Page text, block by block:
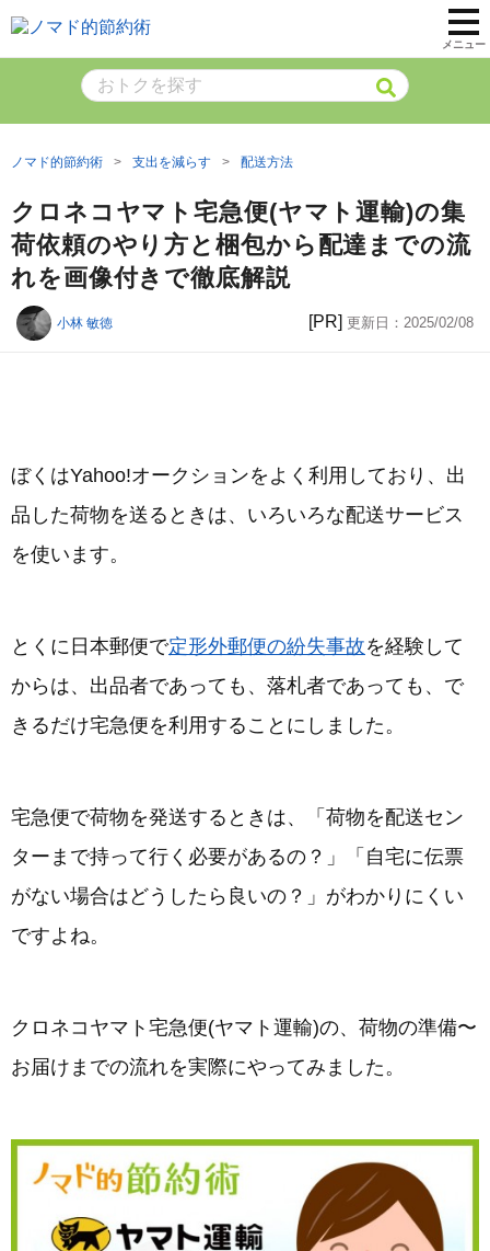
メニュー
ノマド的節約術 支出を減らす 配送方法
クロネコヤマト宅急便(ヤマト運輸)の集
荷依頼のやり方と梱包から配達までの流
れを画像付きで徹底解説
小林 敏徳 [PR] 更新日： 2025/02/08
ぼくはYahoo!オークションをよく利用しており、出
品した荷物を送るときは、いろいろな配送サービス
を使います。
とくに日本郵便で定形外郵便の紛失事故を経験して
からは、出品者であっても、落札者であっても、で
きるだけ宅急便を利用することにしました。
宅急便で荷物を発送するときは、「荷物を配送セン
ターまで持って行く必要があるの？」「自宅に伝票
がない場合はどうしたら良いの？」がわかりにくい
ですよね。
クロネコヤマト宅急便(ヤマト運輸)の、荷物の準備〜
お届けまでの流れを実際にやってみました。